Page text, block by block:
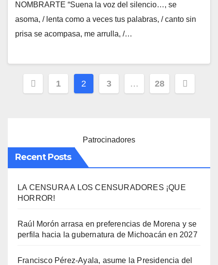
NOMBRARTE “Suena la voz del silencio…, se
asoma, / lenta como a veces tus palabras, / canto sin
prisa se acompasa, me arrulla, /…
Paginación
1 2 3 … 28
Patrocinadores
Recent Posts
LA CENSURA A LOS CENSURADORES ¡QUE
HORROR!
Raúl Morón arrasa en preferencias de Morena y se
perfila hacia la gubernatura de Michoacán en 2027
Francisco Pérez-Ayala, asume la Presidencia del